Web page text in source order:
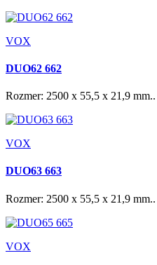
VOX
DUO62 662
Rozmer: 2500 x 55,5 x 21,9 mm..
VOX
DUO63 663
Rozmer: 2500 x 55,5 x 21,9 mm..
VOX